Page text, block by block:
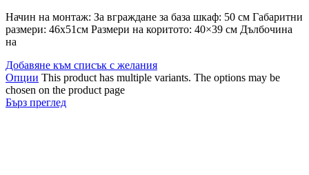
Начин на монтаж: За вграждане за база шкаф: 50 см Габаритни
размери: 46х51см Размери на коритото: 40×39 см Дълбочина
на
Добавяне към списък с желания
Опции This product has multiple variants. The options may be
chosen on the product page
Бърз преглед